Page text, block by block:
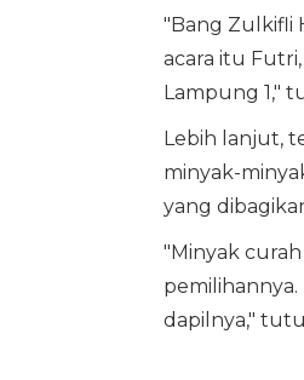
"Bang Zulkifli
acara itu
Lampung 1,"
Lebih lanjut,
minyak-
yang
"Minyak
dapilnya,"